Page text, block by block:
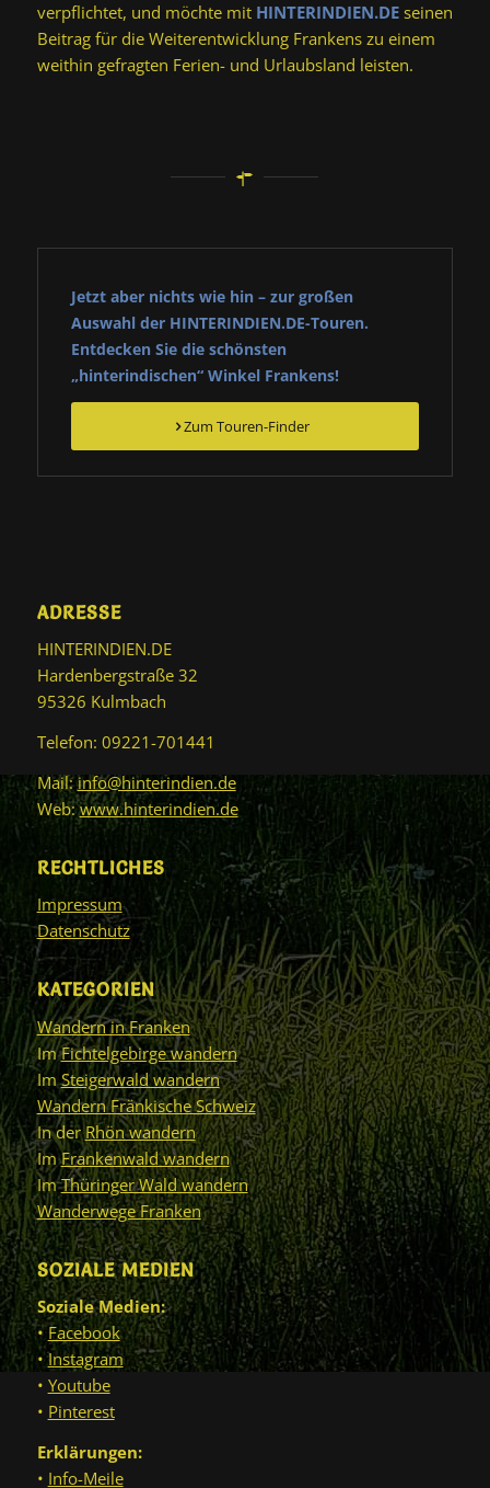
verpflichtet, und möchte mit HINTERINDIEN.DEseinen
Beitrag für die Weiterentwicklung Frankens zu einem
weithin gefragten Ferien- und Urlaubsland leisten.
Jetzt aber nichts wie hin – zur großen
Auswahl der HINTERINDIEN.DE-Touren.
Entdecken Sie die schönsten
„hinterindischen“ Winkel Frankens!
Zum Touren-Finder
ADRESSE
HINTERINDIEN.DE
Hardenbergstraße 32
95326 Kulmbach
Telefon: 09221-701441
Mail:info@hinterindien.de
Web:www.hinterindien.de
RECHTLICHES
Impressum
Datenschutz
KATEGORIEN
Wandern in Franken
ImFichtelgebirge wandern
ImSteigerwald wandern
Wandern Fränkische Schweiz
In derRhön wandern
ImFrankenwald wandern
ImThüringer Wald wandern
Wanderwege Franken
SOZIALE MEDIEN
Soziale Medien:
•Facebook
•Instagram
• Youtube
• Pinterest
Erklärungen:
• Info-Meile